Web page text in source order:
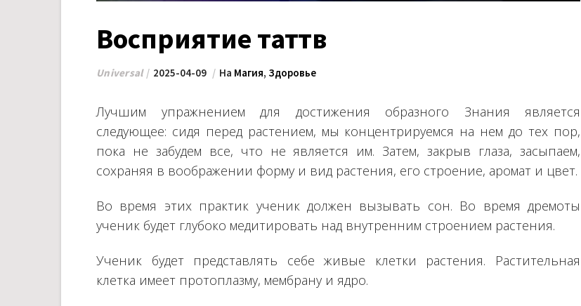
Восприятие таттв
Universal 2025-04-09 На Магия, Здоровье
Лучшим упражнением для достижения образного Знания является
следующее: сидя перед растением, мы концентрируемся на нем до тех пор,
пока не забудем все, что не является им. Затем, закрыв глаза, засыпаем,
сохраняя в воображении форму и вид растения, его строение, аромат и цвет.
Во время этих практик ученик должен вызывать сон. Во время дремоты
ученик будет глубоко медитировать над внутренним строением растения.
Ученик будет представлять себе живые клетки растения. Растительная
клетка имеет протоплазму, мембрану и ядро.